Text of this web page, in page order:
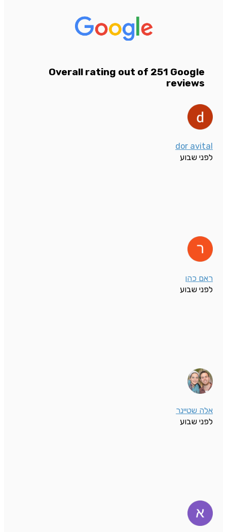
Overall rating out of 251 Google
reviews
dor avital
לפני שבוע
ראם כהן
לפני שבוע
אלה שטיינר
לפני שבוע